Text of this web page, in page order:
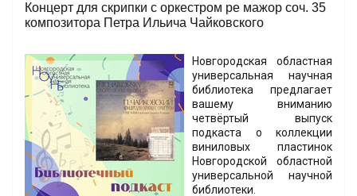
Концерт для скрипки с оркестром ре мажор соч. 35
композитора Петра Ильича Чайковского
Новгородская областная
универсальная научная
библиотека предлагает
вашему вниманию
четвёртый выпуск
подкаста о коллекции
виниловых пластинок
Новгородской областной
универсальной научной
библиотеки.